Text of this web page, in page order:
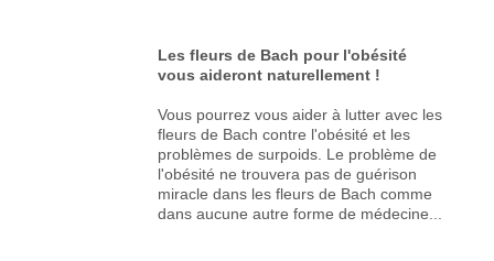
Les fleurs de Bach pour l'obésité
vous aideront naturellement !
Vous pourrez vous aider à lutter avec les
fleurs de Bach contre l'obésité et les
problèmes de surpoids. Le problème de
l'obésité ne trouvera pas de guérison
miracle dans les fleurs de Bach comme
dans aucune autre forme de médecine...